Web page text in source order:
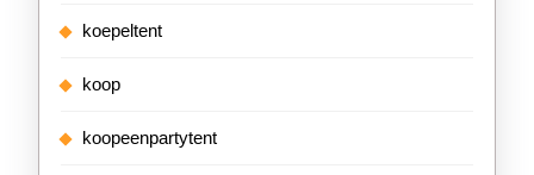
koepeltent
koop
koopeenpartytent